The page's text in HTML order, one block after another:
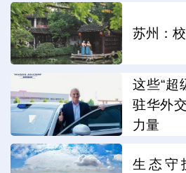
苏州：
这些“超
驻华外
力量
生态守